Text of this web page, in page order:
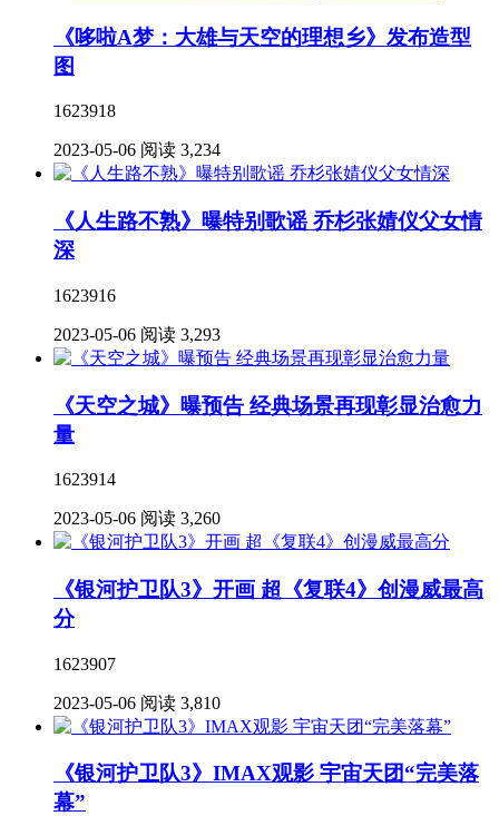
《哆啦A梦：大雄与天空的理想乡》发布造型
图
1623918
2023-05-06 阅读 3,234
《人生路不熟》曝特别歌谣 乔杉张婧仪父女情
深
1623916
2023-05-06 阅读 3,293
《天空之城》曝预告 经典场景再现彰显治愈力
量
1623914
2023-05-06 阅读 3,260
《银河护卫队3》开画 超《复联4》创漫威最高
分
1623907
2023-05-06 阅读 3,810
《银河护卫队3》IMAX观影 宇宙天团“完美落
幕”